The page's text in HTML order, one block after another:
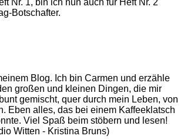
Botschafter.
Blog. Ich bin Carmen und erzähle
großen und kleinen Dingen, die mir
gemischt, quer durch mein Leben, von
Eben alles, das bei einem Kaffeeklatsch
Viel Spaß beim stöbern und lesen!
Witten - Kristina Bruns)